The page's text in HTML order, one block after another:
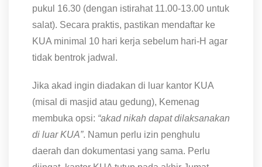
pukul 16.30 (dengan istirahat 11.00-13.00 untuk
salat). Secara praktis, pastikan mendaftar ke
KUA minimal 10 hari kerja sebelum hari-H agar
tidak bentrok jadwal.
Jika akad ingin diadakan di luar kantor KUA
(misal di masjid atau gedung), Kemenag
membuka opsi: “akad nikah dapat dilaksanakan
di luar KUA”. Namun perlu izin penghulu
daerah dan dokumentasi yang sama. Perlu